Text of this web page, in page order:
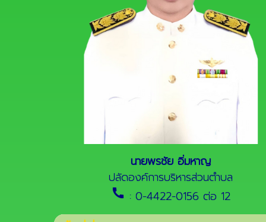
นายพรชัย อิ่มหาญ
ปลัดองค์การบริหารส่วนตำบล
call : 0-4422-0156 ต่อ 12